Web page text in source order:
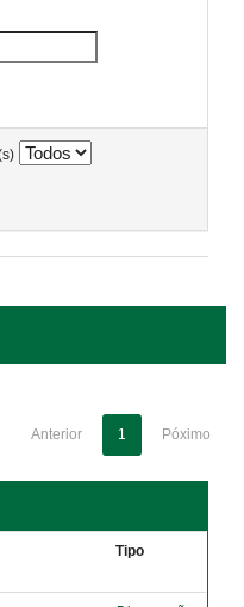
Anterior 1 Póximo
Tipo